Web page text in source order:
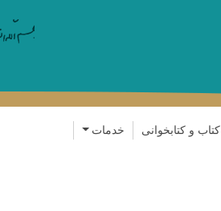
کتاب و کتابخوانی خدمات